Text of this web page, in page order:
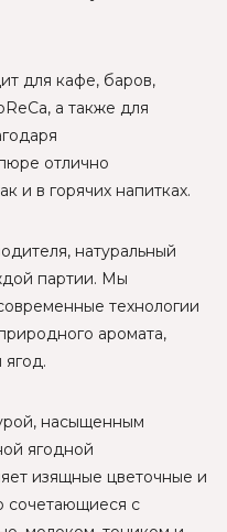
для кафе, баров,
а также для
отлично
и в горячих напитках.
натуральный
партии. Мы
технологии
аромата,
насыщенным
ягодной
изящные цветочные и
сочетающиеся с